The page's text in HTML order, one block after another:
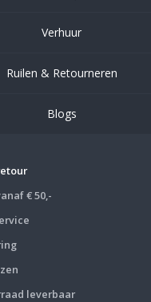
Verhuur
Ruilen & Retourneren
Blogs
€ 50,-
leverbaar